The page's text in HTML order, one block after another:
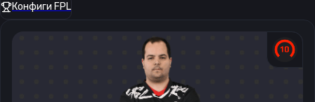
Конфиги FPL